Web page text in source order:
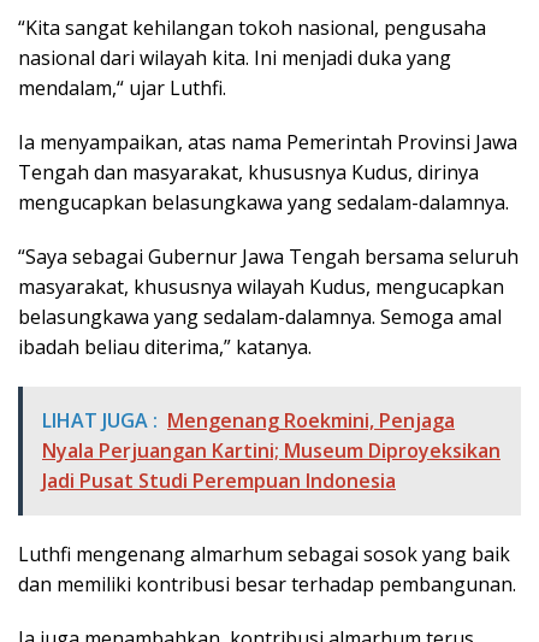
“Kita sangat kehilangan tokoh nasional, pengusaha
nasional dari wilayah kita. Ini menjadi duka yang
mendalam,“ ujar Luthfi.
Ia menyampaikan, atas nama Pemerintah Provinsi Jawa
Tengah dan masyarakat, khususnya Kudus, dirinya
mengucapkan belasungkawa yang sedalam-dalamnya.
“Saya sebagai Gubernur Jawa Tengah bersama seluruh
masyarakat, khususnya wilayah Kudus, mengucapkan
belasungkawa yang sedalam-dalamnya. Semoga amal
ibadah beliau diterima,” katanya.
LIHAT JUGA : Mengenang Roekmini, Penjaga
Nyala Perjuangan Kartini; Museum Diproyeksikan
Jadi Pusat Studi Perempuan Indonesia
Luthfi mengenang almarhum sebagai sosok yang baik
dan memiliki kontribusi besar terhadap pembangunan.